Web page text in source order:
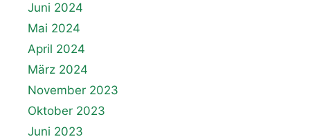
Juni 2024
Mai 2024
April 2024
März 2024
November 2023
Oktober 2023
Juni 2023